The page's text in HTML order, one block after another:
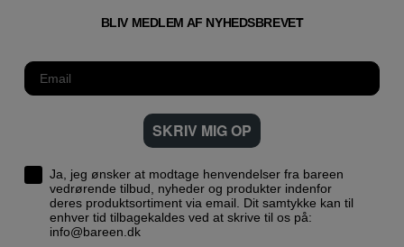
BLIV MEDLEM AF NYHEDSBREVET
SKRIV MIG OP
Ja, jeg ønsker at modtage henvendelser fra bareen
vedrørende tilbud, nyheder og produkter indenfor
deres produktsortiment via email. Dit samtykke kan til
enhver tid tilbagekaldes ved at skrive til os på:
info@bareen.dk